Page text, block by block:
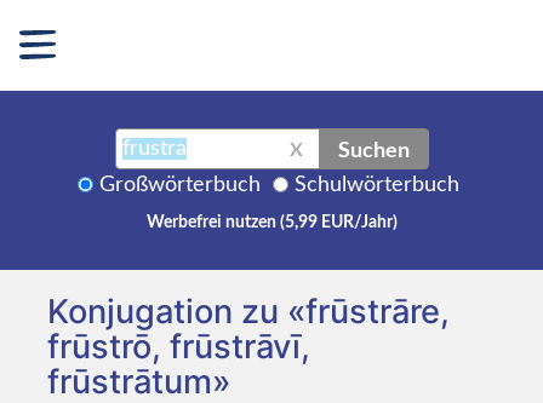
X Suchen
Großwörterbuch Schulwörterbuch
Werbefrei nutzen (5,99 EUR/Jahr)
Konjugation zu «frūstrāre,
frūstrō, frūstrāvī,
frūstrātum»